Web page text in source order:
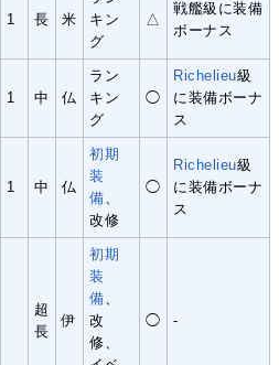
1 長 米
キン
グ
△
戦艦級に装備
ボーナス
1 中 仏
ラン
キン
グ
◯
Richelieu級
に装備ボーナ
ス
1 中 仏
初期
装
備
改修
◯
Richelieu級
に装備ボーナ
ス
超
長
伊
初期
装
備
改
修、
◯ -